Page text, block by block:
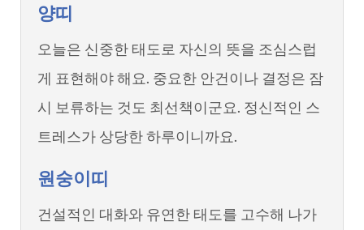
양띠
오늘은 신중한 태도로 자신의 뜻을 조심스럽
게 표현해야 해요. 중요한 안건이나 결정은 잠
시 보류하는 것도 최선책이군요. 정신적인 스
트레스가 상당한 하루이니까요.
원숭이띠
건설적인 대화와 유연한 태도를 고수해 나가